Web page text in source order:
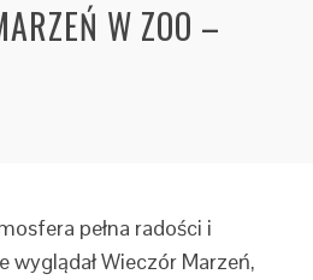
W ZOO –
pełna radości i
wyglądał Wieczór Marzeń,